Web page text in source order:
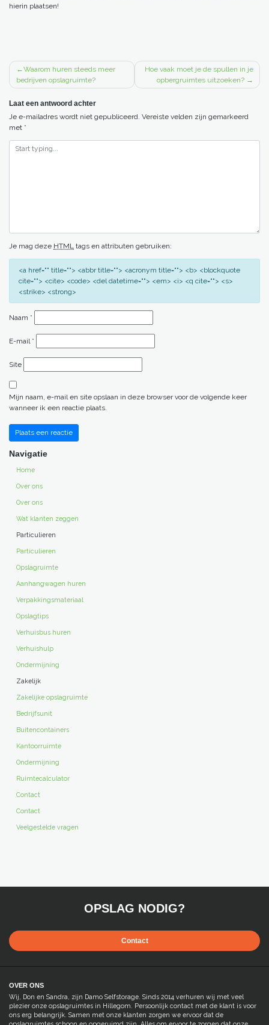
hierin plaatsen!
BERICHT
NAVIGATIE
Waarom huren steeds meer
bedrijven opslagruimte?
Hoe vaak moet je de spullen in je
opbergruimtes uitzoeken?
Laat een antwoord achter
Je e-mailadres wordt niet gepubliceerd. Vereiste velden zijn gemarkeerd
met *
Je mag deze HTML tags en attributen gebruiken:
<a href="" title=""> <abbr title=""> <acronym title=""> <b> <blockquote
cite=""> <cite> <code> <del datetime=""> <em> <i> <q cite=""> <s>
<strike> <strong>
Naam *
E-mail *
Site
Mijn naam, e-mail en site opslaan in deze browser voor de volgende keer
wanneer ik een reactie plaats.
Alternative:
Navigatie
Home
Over ons
Over ons
Wat klanten zeggen
Particulieren
Particulieren
Opslagruimte
Aanhangwagen huren
Verpakkingsmateriaal
Opslagtips
Verhuisbus huren
Verhuishulp
Ondermijning
Zakelijk
Zakelijke opslagruimte
Bedrijfsunit
Buitencontainers
Kantoorruimte
Ondermijning
Ruimtecalculator
Contact
Contact
Veelgestelde vragen
OPSLAG NODIG?
Contact
OVER ONS
Wij, Don en Sandra, zijn Damo Selfstorage. Sinds 2014 verhuren wij met veel
plezier onze opslagruimtes in Hillegom. Persoonlijk contact met de klant is voor
ons erg belangrijk. Samen met onze klanten zorgen we ervoor dat de